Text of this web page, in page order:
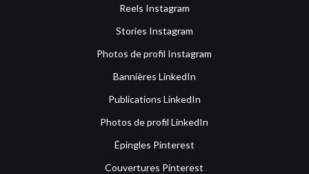
Reels Instagram
Stories Instagram
Photos de profil Instagram
Bannières LinkedIn
Publications LinkedIn
Photos de profil LinkedIn
Épingles Pinterest
Couvertures Pinterest